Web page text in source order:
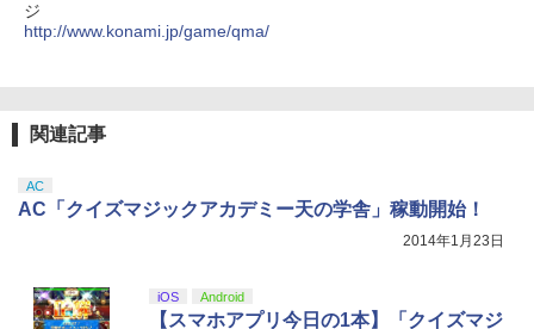
￥10,737
4
劇場版「鬼滅の刃」無限城編 第一章 猗
5
【Amazon.co.jp限定】劇場版モノノ怪
第三章 蛇神 (オリジナル特典:オリジナル
巾着＋メーカー特典:【坤と離】二振りの
ジ
http://www.konami.jp/game/qma/
関連記事
AC
AC「クイズマジックアカデミー天の学舎」稼動開始！
2014年1月23日
iOS Android
【スマホアプリ今日の1本】「クイズマジ